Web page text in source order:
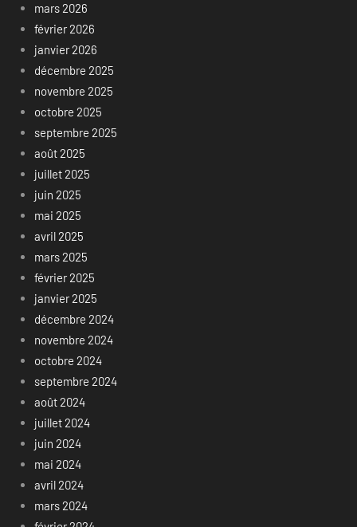
mars 2026
février 2026
janvier 2026
décembre 2025
novembre 2025
octobre 2025
septembre 2025
août 2025
juillet 2025
juin 2025
mai 2025
avril 2025
mars 2025
février 2025
janvier 2025
décembre 2024
novembre 2024
octobre 2024
septembre 2024
août 2024
juillet 2024
juin 2024
mai 2024
avril 2024
mars 2024